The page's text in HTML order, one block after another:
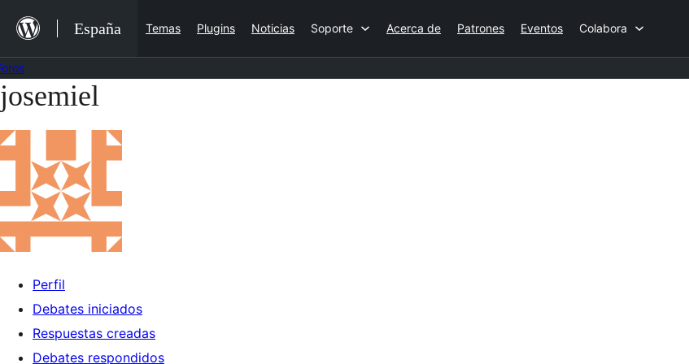
contenido
España Temas Plugins Noticias Soporte Acerca de Patrones Eventos Colabora
Saltar
al
contenido
josemiel
Perfil
Debates iniciados
Respuestas creadas
Debates respondidos